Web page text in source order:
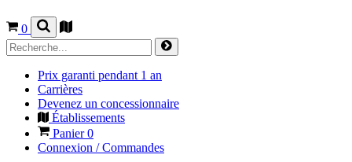
0
Prix garanti pendant 1 an
Carrières
Devenez un concessionnaire
Établissements
Panier0
Connexion / Commandes